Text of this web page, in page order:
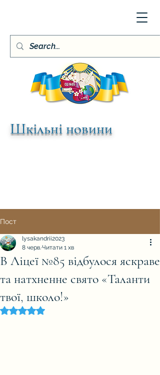
Шкільні новини
Пост
В Ліцеї №85 відбулося яскраве
та натхненне свято «Таланти
твої, школо!»
lysakandrii2023
8 черв.Читати 1 хв
Оцінка: NaN з 5 зірок.